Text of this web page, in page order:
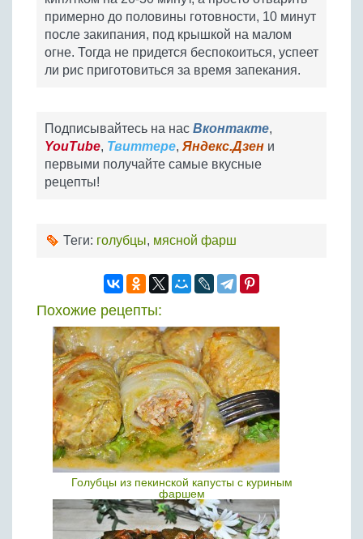
примерно до половины готовности, 10 минут
после закипания, под крышкой на малом
огне. Тогда не придется беспокоиться, успеет
ли рис приготовиться за время запекания.
Подписывайтесь на нас Вконтакте,
YouTube, Твиттере, Яндекс.Дзен и
первыми получайте самые вкусные
рецепты!
Теги: голубцы, мясной фарш
Похожие рецепты:
Голубцы из пекинской капусты с куриным
фаршем